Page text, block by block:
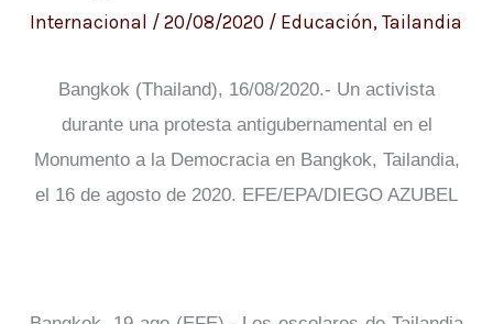
Internacional / 20/08/2020 / Educación, Tailandia
Bangkok (Thailand), 16/08/2020.- Un activista
durante una protesta antigubernamental en el
Monumento a la Democracia en Bangkok, Tailandia,
el 16 de agosto de 2020. EFE/EPA/DIEGO AZUBEL